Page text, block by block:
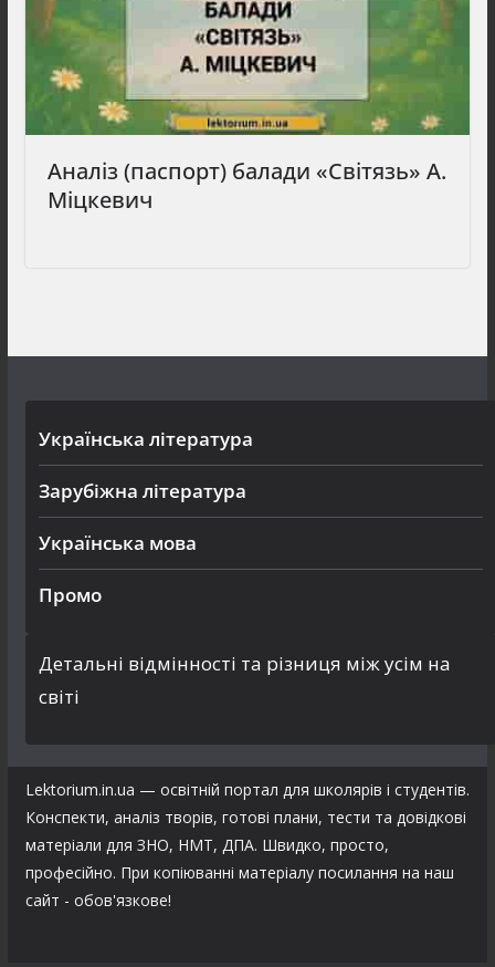
Аналіз (паспорт) балади «Світязь» А.
Міцкевич
Українська література
Зарубіжна література
Українська мова
Промо
Детальні відмінності та різниця між усім на
світі
Lektorium.in.ua — освітній портал для школярів і студентів.
Конспекти, аналіз творів, готові плани, тести та довідкові
матеріали для ЗНО, НМТ, ДПА. Швидко, просто,
професійно. При копіюванні матеріалу посилання на наш
сайт - обов'язкове!